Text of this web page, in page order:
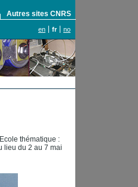
Autres sites CNRS
en fr no
thématique :
lieu du 2 au 7 mai